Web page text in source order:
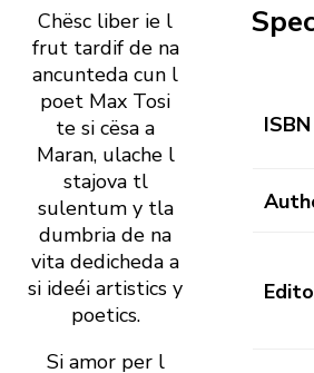
Chësc liber ie l
frut tardif de na
ancunteda cun l
poet Max Tosi
te si cësa a
Maran, ulache l
stajova tl
sulentum y tla
dumbria de na
vita dedicheda a
si ideéi artistics y
poetics.
Si amor per l
ISBN